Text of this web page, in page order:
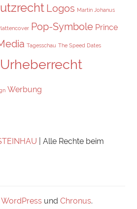
Logos Martin Johanus
Pop-Symbole Prince
Tagesschau The Speed Dates
Urheberrecht
Werbung
| Alle Rechte beim
WordPressund Chronus.